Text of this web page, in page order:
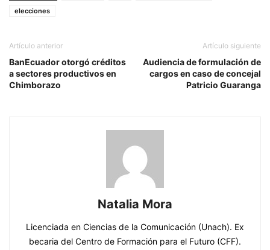
elecciones
Artículo anterior
BanEcuador otorgó créditos
a sectores productivos en
Chimborazo
Artículo siguiente
Audiencia de formulación de
cargos en caso de concejal
Patricio Guaranga
Natalia Mora
Licenciada en Ciencias de la Comunicación (Unach). Ex
becaria del Centro de Formación para el Futuro (CFF).